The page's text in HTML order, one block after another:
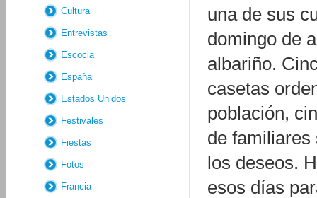
una de sus
domingo de
albariño.
casetas
población,
de familiares
los deseos.
esos días
Cultura
Entrevistas
Escocia
España
Estados Unidos
Festivales
Fiestas
Fotos
Francia